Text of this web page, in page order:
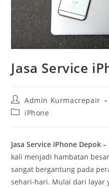
Jasa Service
Admin Kurmacrepair
iPhone
Jasa Service iPhone Depok –
kali menjadi hambatan
sangat bergantung pada
sehari-hari. Mulai dari layar